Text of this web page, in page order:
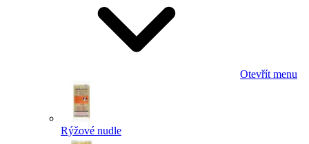
Otevřít menu
Rýžové nudle